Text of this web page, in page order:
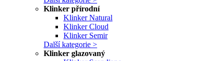
Klinker přírodní
Klinker Natural
Klinker Cloud
Klinker Semir
Další kategorie >
Klinker glazovaný